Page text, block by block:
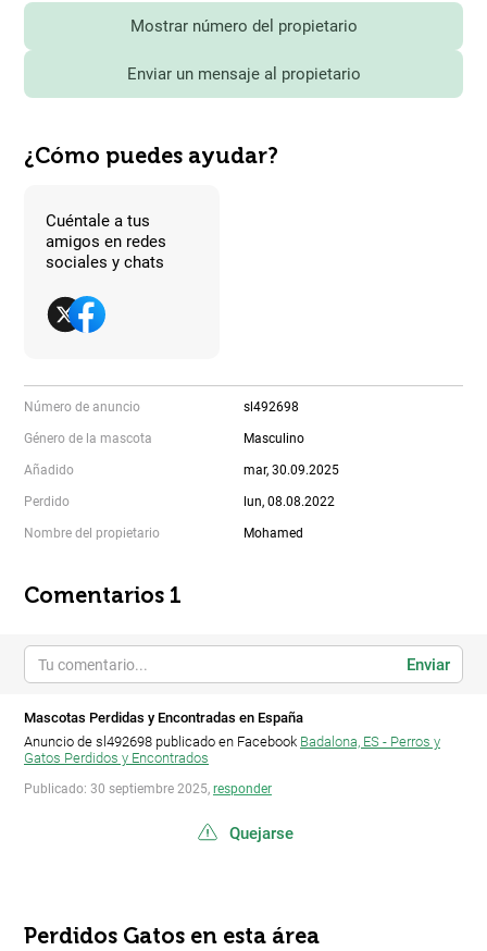
Mostrar número del propietario
Enviar un mensaje al propietario
¿Cómo puedes ayudar?
Cuéntale a tus
amigos en redes
sociales y chats
Número de anuncio sl492698
Género de la mascota Masculino
Añadido mar, 30.09.2025
Perdido lun, 08.08.2022
Nombre del propietario Mohamed
Comentarios 1
Enviar
Mascotas Perdidas y Encontradas en España
Anuncio de sl492698 publicado en Facebook Badalona, ES - Perros y
Gatos Perdidos y Encontrados
Publicado: 30 septiembre 2025, responder
Quejarse
Perdidos Gatos en esta área